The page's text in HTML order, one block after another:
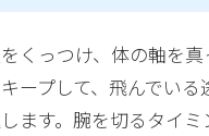
くっつけ、体の軸を
ープして、飛んでい
ます。腕を切るタイ